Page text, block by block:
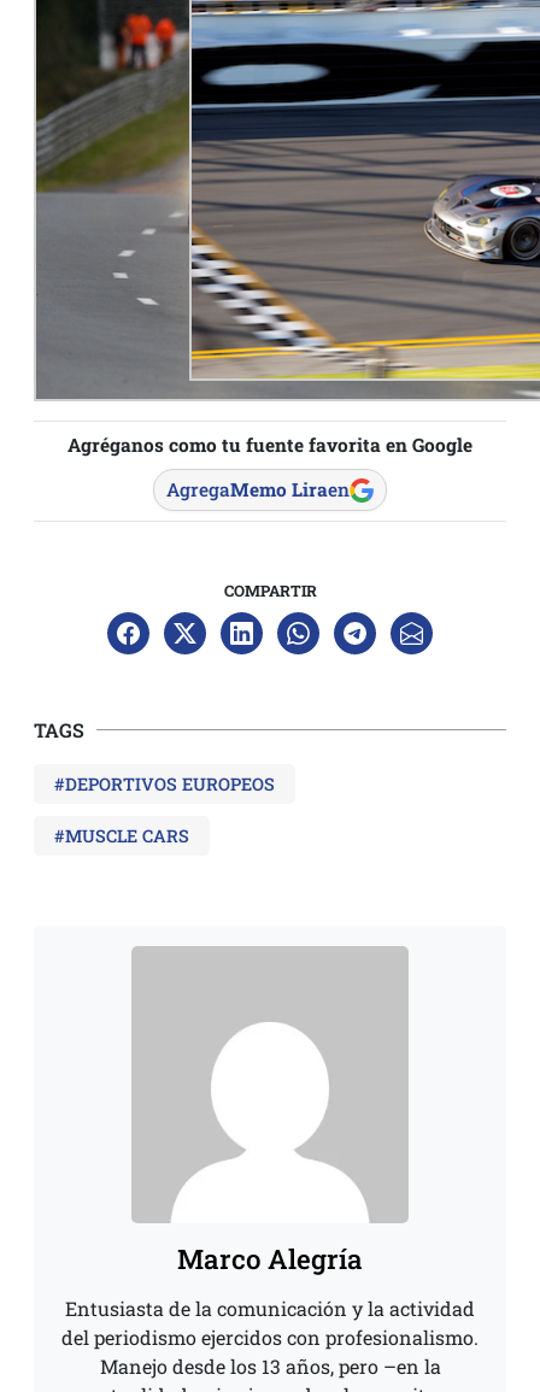
Agréganos como tu fuente favorita en Google
AgregaMemo Liraen
COMPARTIR
TAGS
#DEPORTIVOS EUROPEOS
#MUSCLE CARS
Marco Alegría
Entusiasta de la comunicación y la actividad
del periodismo ejercidos con profesionalismo.
Manejo desde los 13 años, pero –en la